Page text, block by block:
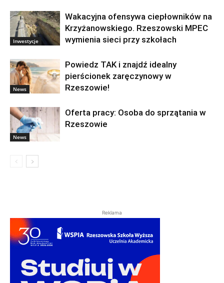
Inwestycje
Wakacyjna ofensywa ciepłowników na
Krzyżanowskiego. Rzeszowski MPEC
wymienia sieci przy szkołach
News
Powiedz TAK i znajdź idealny
pierścionek zaręczynowy w
Rzeszowie!
News
Oferta pracy: Osoba do sprzątania w
Rzeszowie
Reklama